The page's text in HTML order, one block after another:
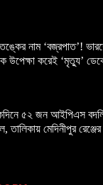
নাম ‘বজ্রপাত’!
উপেক্ষা করেই ‘মৃত্যু’
৫২ জন আইপিএস
তালিকায় মেদিনীপুর